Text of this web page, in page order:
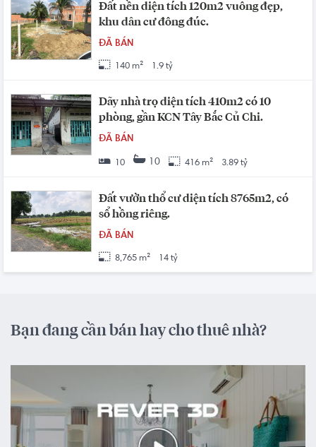
Đất nền diện tích 120m2 vuông đẹp,
khu dân cư đông đúc.
ĐÃ BÁN
140 m² 1.9 tỷ
Dãy nhà trọ diện tích 410m2 có 10
phòng, gần KCN Tây Bắc Củ Chi.
ĐÃ BÁN
10 10 416 m² 3.89 tỷ
Đất vườn thổ cư diện tích 8765m2, có
sổ hồng riêng.
ĐÃ BÁN
8,765 m² 14 tỷ
Bạn đang cần bán hay cho thuê nhà?